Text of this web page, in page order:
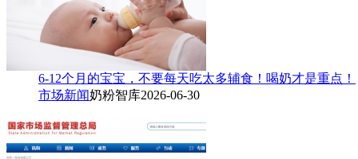
6-12个月的宝宝，不要每天吃太多辅食！喝奶才是重点！
市场新闻奶粉智库2026-06-30